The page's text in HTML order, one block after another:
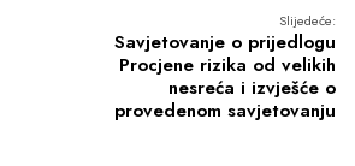
Slijedeće:
Savjetovanje o prijedlogu
Procjene rizika od velikih
nesreća i izvješće o
provedenom savjetovanju